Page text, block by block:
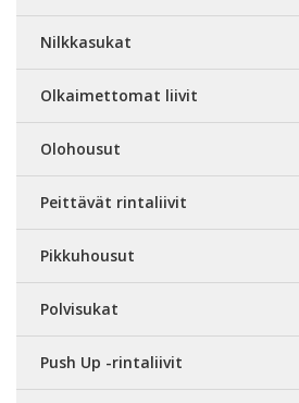
Nilkkasukat
Olkaimettomat liivit
Olohousut
Peittävät rintaliivit
Pikkuhousut
Polvisukat
Push Up -rintaliivit